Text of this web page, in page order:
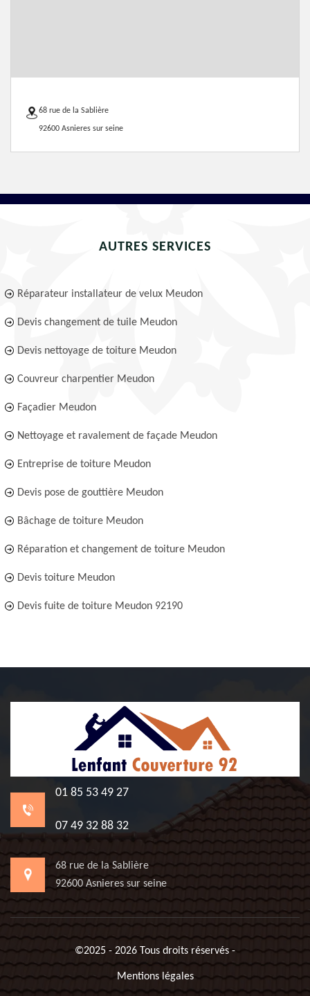
68 rue de la Sablière
92600 Asnieres sur seine
AUTRES SERVICES
Réparateur installateur de velux Meudon
Devis changement de tuile Meudon
Devis nettoyage de toiture Meudon
Couvreur charpentier Meudon
Façadier Meudon
Nettoyage et ravalement de façade Meudon
Entreprise de toiture Meudon
Devis pose de gouttière Meudon
Bâchage de toiture Meudon
Réparation et changement de toiture Meudon
Devis toiture Meudon
Devis fuite de toiture Meudon 92190
01 85 53 49 27
07 49 32 88 32
68 rue de la Sablière
92600 Asnieres sur seine
©2025 - 2026 Tous droits réservés -
Mentions légales